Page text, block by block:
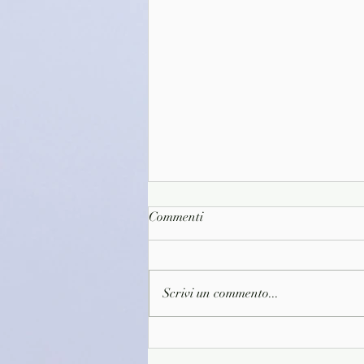
Commenti
Scrivi un commento...